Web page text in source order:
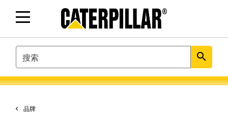
SEARCH search
品牌